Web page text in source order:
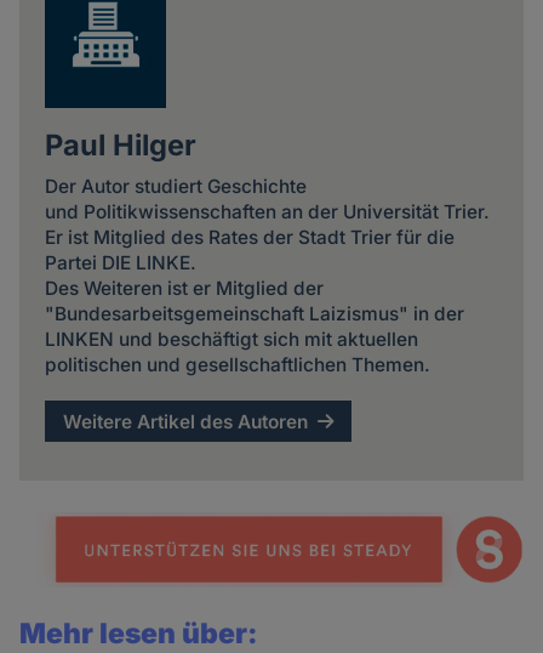
Paul Hilger
Der Autor studiert Geschichte
und Politikwissenschaften an der Universität Trier.
Er ist Mitglied des Rates der Stadt Trier für die
Partei DIE LINKE.
Des Weiteren ist er Mitglied der
"Bundesarbeitsgemeinschaft Laizismus" in der
LINKEN und beschäftigt sich mit aktuellen
politischen und gesellschaftlichen Themen.
Weitere Artikel des Autoren
Mehr lesen über: